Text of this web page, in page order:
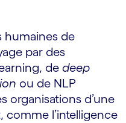
humaines de
par des
de deep
ou de NLP
organisations d’une
comme l’intelligence